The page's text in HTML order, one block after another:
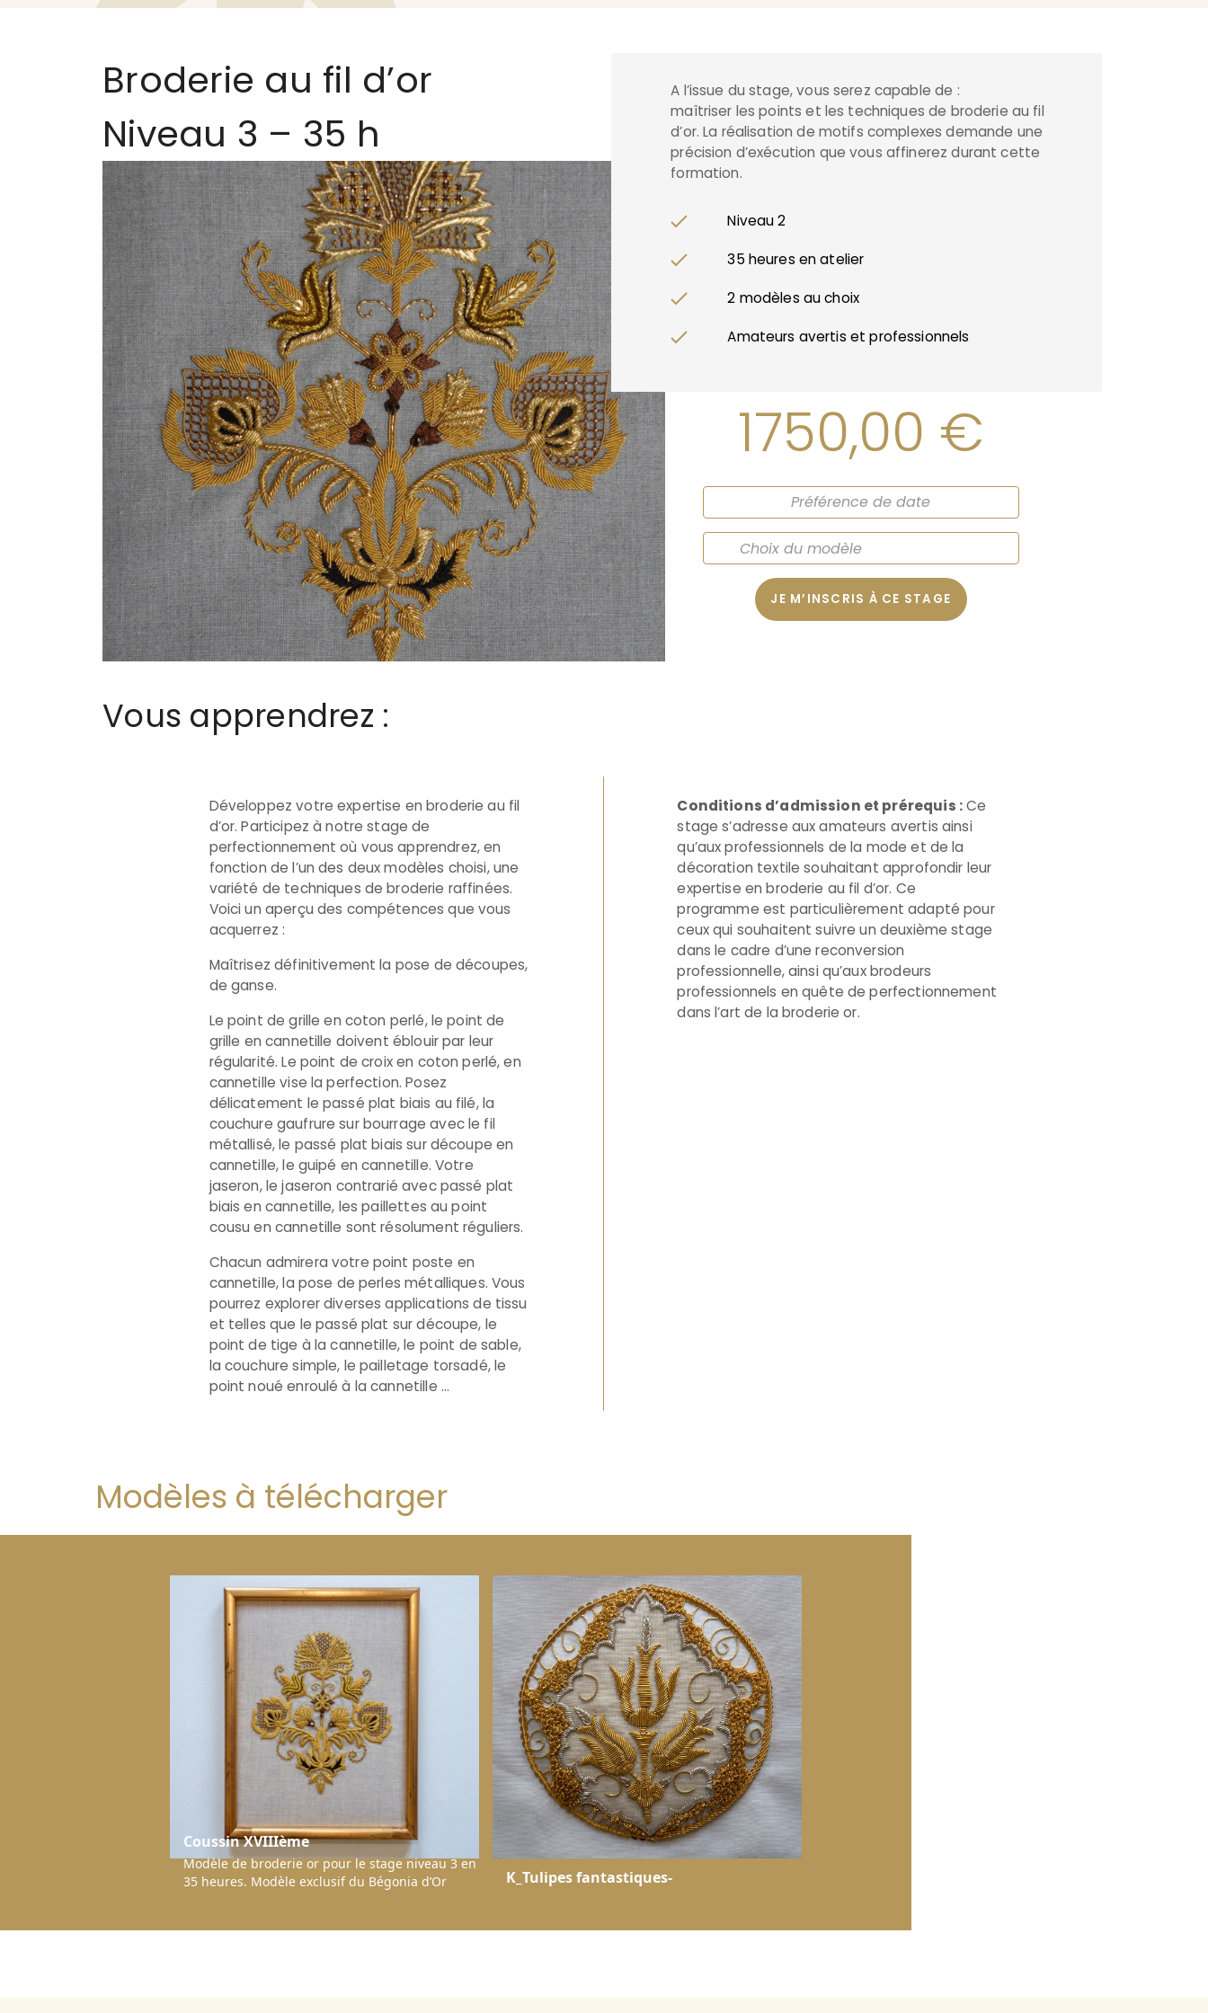
Broderie au fil d’or
Niveau 3 – 35 h
A l’issue du stage, vous serez capable de :
maîtriser les points et les techniques de broderie au fil
d’or. La réalisation de motifs complexes demande une
précision d’exécution que vous affinerez durant cette
formation.
Niveau 2
35 heures en atelier
2 modèles au choix
Amateurs avertis et professionnels
1750,00 €
JE M’INSCRIS À CE STAGE
Vous apprendrez :
Développez votre expertise en broderie au fil
d’or. Participez à notre stage de
perfectionnement où vous apprendrez, en
fonction de l’un des deux modèles choisi, une
variété de techniques de broderie raffinées.
Voici un aperçu des compétences que vous
acquerrez :
Maîtrisez définitivement la pose de découpes,
de ganse.
Le point de grille en coton perlé, le point de
grille en cannetille doivent éblouir par leur
régularité. Le point de croix en coton perlé, en
cannetille vise la perfection. Posez
délicatement le passé plat biais au filé, la
couchure gaufrure sur bourrage avec le fil
métallisé, le passé plat biais sur découpe en
cannetille, le guipé en cannetille. Votre
jaseron, le jaseron contrarié avec passé plat
biais en cannetille, les paillettes au point
cousu en cannetille sont résolument réguliers.
Chacun admirera votre point poste en
cannetille, la pose de perles métalliques. Vous
pourrez explorer diverses applications de tissu
et telles que le passé plat sur découpe, le
point de tige à la cannetille, le point de sable,
la couchure simple, le pailletage torsadé, le
point noué enroulé à la cannetille …
Conditions d’admission et prérequis :Ce
stage s’adresse aux amateurs avertis ainsi
qu’aux professionnels de la mode et de la
décoration textile souhaitant approfondir leur
expertise en broderie au fil d’or. Ce
programme est particulièrement adapté pour
ceux qui souhaitent suivre un deuxième stage
dans le cadre d’une reconversion
professionnelle, ainsi qu’aux brodeurs
professionnels en quête de perfectionnement
dans l’art de la broderie or.
Modèles à télécharger
Coussin XVIIIème
Modèle de broderie or pour le stage niveau 3 en
35 heures. Modèle exclusif du Bégonia d’Or
K_Tulipes fantastiques-